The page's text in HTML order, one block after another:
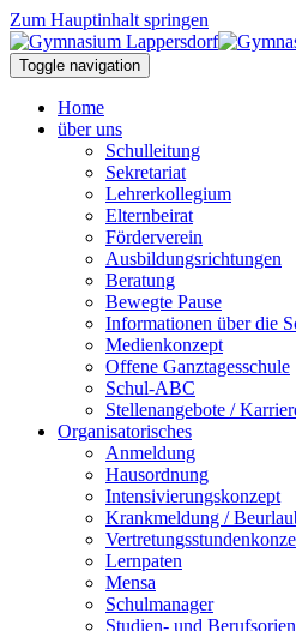
Zum Hauptinhalt springen
Toggle navigation
Home
über uns
Schulleitung
Sekretariat
Lehrerkollegium
Elternbeirat
Förderverein
Ausbildungsrichtungen
Beratung
Bewegte Pause
Informationen über die
Medienkonzept
Offene Ganztagesschule
Schul-ABC
Stellenangebote /
Organisatorisches
Anmeldung
Hausordnung
Intensivierungskonzept
Krankmeldung /
Lernpaten
Mensa
Schulmanager
Studien- und